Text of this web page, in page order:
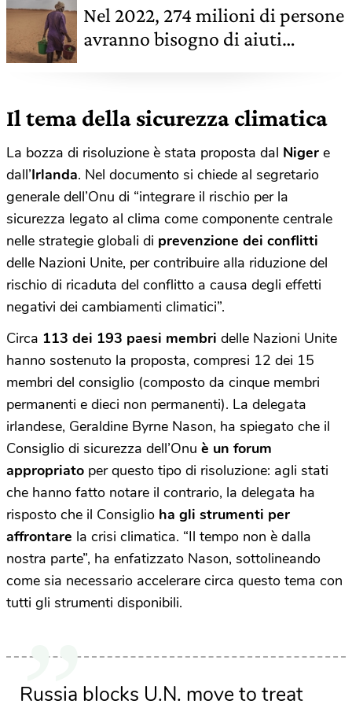
Nel 2022, 274 milioni di persone
avranno bisogno di aiuti
Il tema della sicurezza climatica
La bozza di risoluzione è stata proposta dal Niger e
dall’Irlanda. Nel documento si chiede al segretario
generale dell’Onu di “integrare il rischio per la
sicurezza legato al clima come componente centrale
nelle strategie globali di prevenzione dei conflitti
delle Nazioni Unite, per contribuire alla riduzione del
rischio di ricaduta del conflitto a causa degli effetti
negativi dei cambiamenti climatici”.
Circa 113 dei 193 paesi membri delle Nazioni Unite
hanno sostenuto la proposta, compresi 12 dei 15
membri del consiglio (composto da cinque membri
permanenti e dieci non permanenti). La delegata
irlandese, Geraldine Byrne Nason, ha spiegato che il
Consiglio di sicurezza dell’Onu è un forum
appropriato per questo tipo di risoluzione: agli stati
che hanno fatto notare il contrario, la delegata ha
risposto che il Consiglio ha gli strumenti per
affrontare la crisi climatica. “Il tempo non è dalla
nostra parte”, ha enfatizzato Nason, sottolineando
come sia necessario accelerare circa questo tema con
tutti gli strumenti disponibili.
Russia blocks U.N. move to treat